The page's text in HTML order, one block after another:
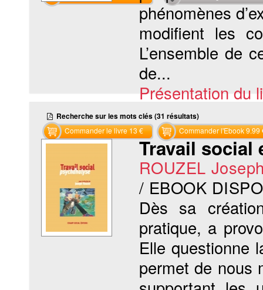
phénomènes
modifient les
L’ensemble de
de...
Présentation du
Commander le livre 13 € Commander l'Ebook 9.99
Recherche sur les mots clés (31 résultats)
Travail social
ROUZEL
/ EBOOK
Dès sa
pratique, a
Elle questionne
permet de nous